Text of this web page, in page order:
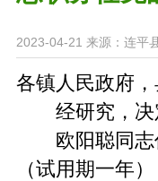
2023-04-21 来源：连平
各镇人民政府，
经研究，决
欧阳聪同志
（试用期一年）